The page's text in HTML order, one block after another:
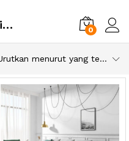
Kursi Tamu Sofa Minimalis Modern 0
Urutkan menurut yang terbaru